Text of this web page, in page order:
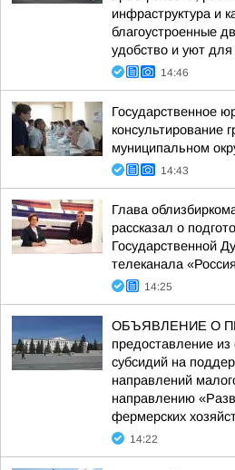
инфраструктура и
благоустроенные
удобство и уют
14:46
Государственное
консультирование
муниципальном
14:43
Глава
рассказал о
Государственной
телеканала
14:25
ОБЪЯВЛЕНИЕ О
предоставление
субсидий на
направлений
направлению
фермерских
14:22